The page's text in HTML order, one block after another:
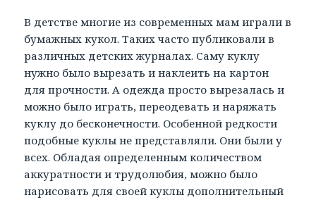
В детстве многие из современных мам играли в
бумажных кукол. Таких часто публиковали в
различных детских журналах. Саму куклу
нужно было вырезать и наклеить на картон
для прочности. А одежда просто вырезалась и
можно было играть, переодевать и наряжать
куклу до бесконечности. Особенной редкости
подобные куклы не представляли. Они были у
всех. Обладая определенным количеством
аккуратности и трудолюбия, можно было
нарисовать для своей куклы дополнительный